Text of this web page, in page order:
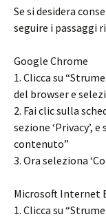
Se si desidera
seguire i passaggi
Google Chrome
1. Clicca su
del browser e
2. Fai clic sulla
sezione ‘Privacy’,
contenuto”
3. Ora seleziona
Microsoft Internet
1. Clicca su